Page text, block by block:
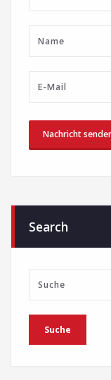
Search